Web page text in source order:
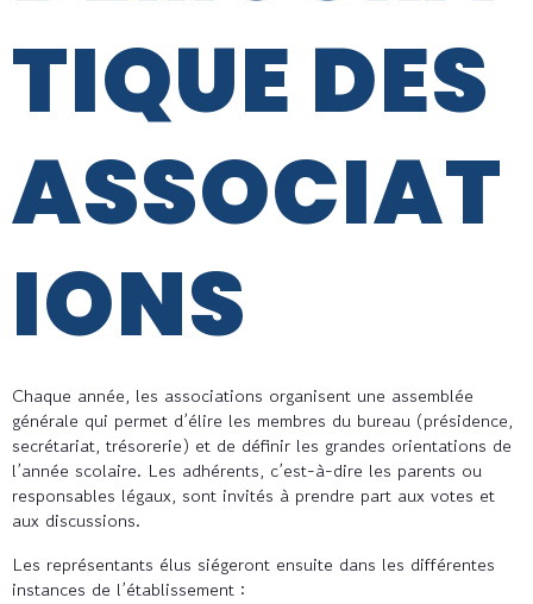
TIQUE DES
ASSOCIAT
IONS
Chaque année, les associations organisent une assemblée
générale qui permet d’élire les membres du bureau (présidence,
secrétariat, trésorerie) et de définir les grandes orientations de
l’année scolaire. Les adhérents, c’est-à-dire les parents ou
responsables légaux, sont invités à prendre part aux votes et
aux discussions.
Les représentants élus siégeront ensuite dans les différentes
instances de l’établissement :